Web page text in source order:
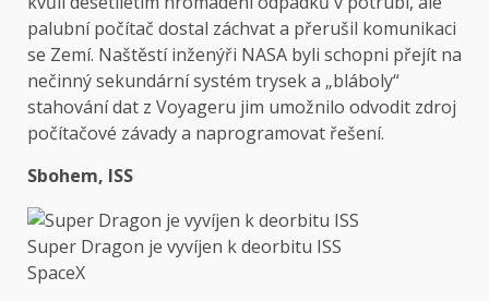
palubní počítač dostal záchvat a přerušil komunikaci
se Zemí. Naštěstí inženýři NASA byli schopni přejít na
nečinný sekundární systém trysek a „bláboly“
stahování dat z Voyageru jim umožnilo odvodit zdroj
počítačové závady a naprogramovat řešení.
Sbohem, ISS
Super Dragon je vyvíjen k deorbitu ISS
SpaceX